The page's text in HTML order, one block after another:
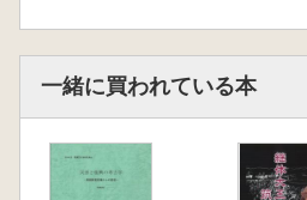
一緒に買われている本